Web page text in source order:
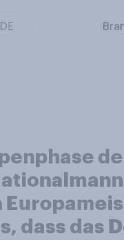
DE
dass das